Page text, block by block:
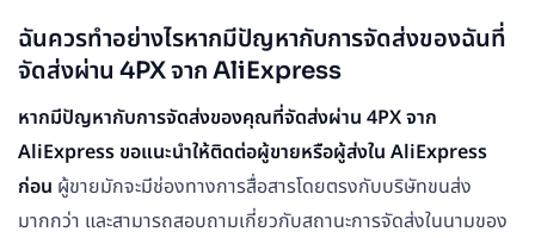
ฉันควรทำอย่างไรหากมีปัญหากับการจัดส่งของฉันที่
จัดส่งผ่าน 4PX จาก AliExpress
หากมีปัญหากับการจัดส่งของคุณที่จัดส่งผ่าน 4PX จาก
AliExpress ขอแนะนำให้ติดต่อผู้ขายหรือผู้ส่งใน AliExpress
ก่อน ผู้ขายมักจะมีช่องทางการสื่อสารโดยตรงกับบริษัทขนส่ง
มากกว่า และสามารถสอบถามเกี่ยวกับสถานะการจัดส่งในนามของ